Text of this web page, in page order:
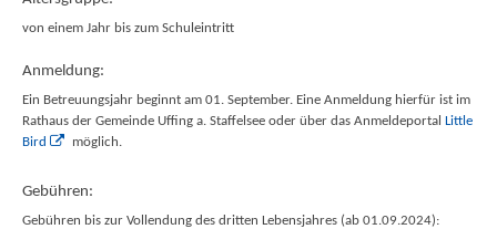
von einem Jahr bis zum Schuleintritt
Anmeldung:
Ein Betreuungsjahr beginnt am 01. September. Eine Anmeldung hierfür ist im
Rathaus der Gemeinde Uffing a. Staffelsee oder über das Anmeldeportal
Little
Bird
möglich.
Gebühren:
Gebühren bis zur Vollendung des dritten Lebensjahres (ab 01.09.2024):